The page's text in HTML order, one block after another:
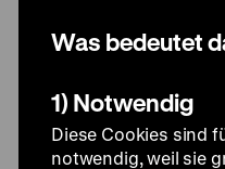
Was bedeutet
1) Notwendig
Diese Cookies sind
notwendig, weil sie